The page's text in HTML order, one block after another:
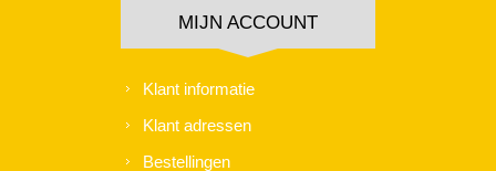
MIJN ACCOUNT
Klant informatie
Klant adressen
Bestellingen